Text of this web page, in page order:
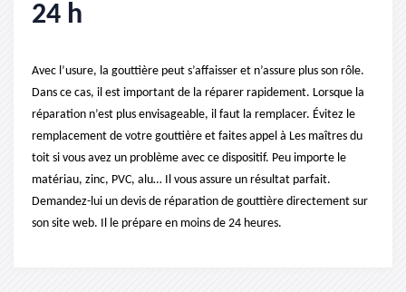
24 h
Avec l’usure, la gouttière peut s’affaisser et n’assure plus son rôle.
Dans ce cas, il est important de la réparer rapidement. Lorsque la
réparation n’est plus envisageable, il faut la remplacer. Évitez le
remplacement de votre gouttière et faites appel à Les maîtres du
toit si vous avez un problème avec ce dispositif. Peu importe le
matériau, zinc, PVC, alu… Il vous assure un résultat parfait.
Demandez-lui un devis de réparation de gouttière directement sur
son site web. Il le prépare en moins de 24 heures.